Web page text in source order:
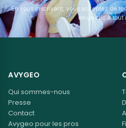
En vous inscrivant, vous acceptez de
en un clic à tout
AVYGEO
Qui sommes-nous
Presse
Contact
Avygeo pour les pros